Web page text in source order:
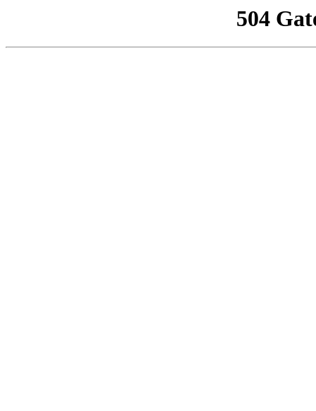
504